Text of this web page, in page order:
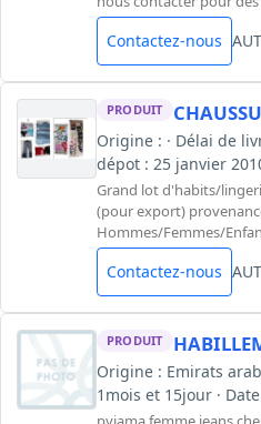
Contactez-nous
PRODUIT
Origine : · Délai de
dépot : 25 janvier
Grand lot d'habits/
(pour export)
Hommes/Femmes/
Contactez-nous
PRODUIT
Origine : Emirats
1mois et 15jour ·